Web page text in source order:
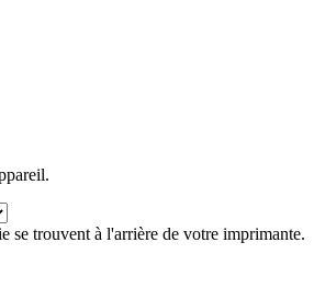
se trouvent à l'arrière de votre imprimante.